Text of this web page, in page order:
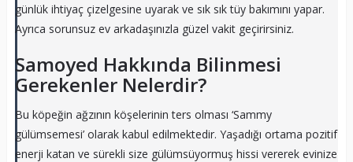
günlük ihtiyaç çizelgesine uyarak ve sık sık tüy bakımını yapar.
Ayrıca sorunsuz ev arkadaşınızla güzel vakit geçirirsiniz.
Samoyed Hakkında Bilinmesi
Gerekenler Nelerdir?
Bu köpeğin ağzının köşelerinin ters olması ‘Sammy
gülümsemesi’ olarak kabul edilmektedir. Yaşadığı ortama pozitif
enerji katan ve sürekli size gülümsüyormuş hissi vererek evinize